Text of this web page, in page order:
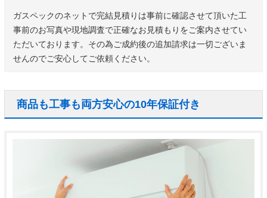
ガスペックのネットで完結見積りは事前に確認させて頂いた工
事前のお写真や現地調査で正確なお見積もりをご案内させてい
ただいております。その為ご成約後の追加請求は一切ございま
せんのでご安心してご依頼ください。
商品も工事も両方安心の10年保証付き